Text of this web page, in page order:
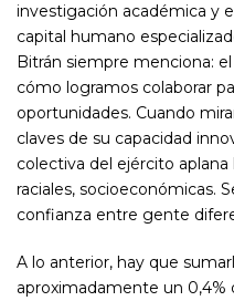
investigación académica y
capital humano
Bitrán siempre menciona:
cómo logramos colaborar
oportunidades. Cuando
claves de su capacidad
colectiva del ejército aplana
raciales, socioeconómicas.
confianza entre gente
A lo anterior, hay que
aproximadamente un 0,4%